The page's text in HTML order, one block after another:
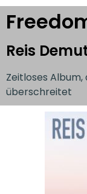
Reis
Zeitloses
überschreitet